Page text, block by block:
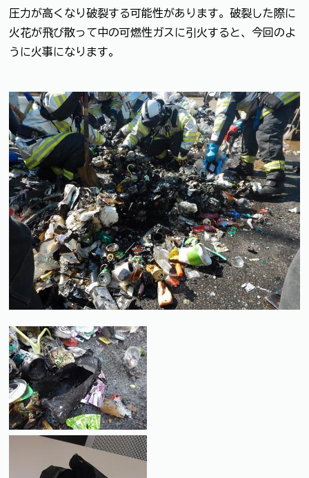
圧力が高くなり破裂する可能性があります。破裂した際に
火花が飛び散って中の可燃性ガスに引火すると、今回のよ
うに火事になります。